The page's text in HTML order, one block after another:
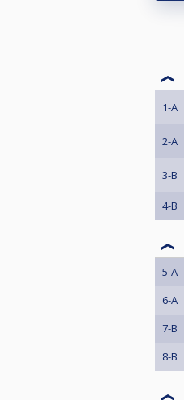
1-A
2-A
3-B
4-B
5-A
6-A
7-B
8-B